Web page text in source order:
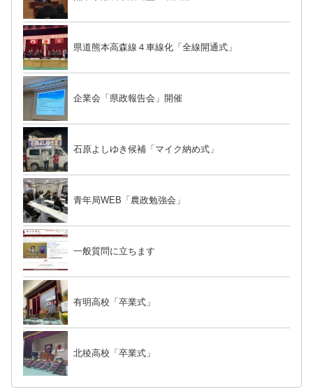
県道熊本高森線４車線化「全線開通式」
企業会「県政報告会」開催
石原よしゆき候補「マイク納め式」
青年局WEB「農政勉強会」
一般質問に立ちます
有明高校「卒業式」
北稜高校「卒業式」